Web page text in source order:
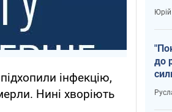
підхопили інфекцію,
Нині хворіють
до